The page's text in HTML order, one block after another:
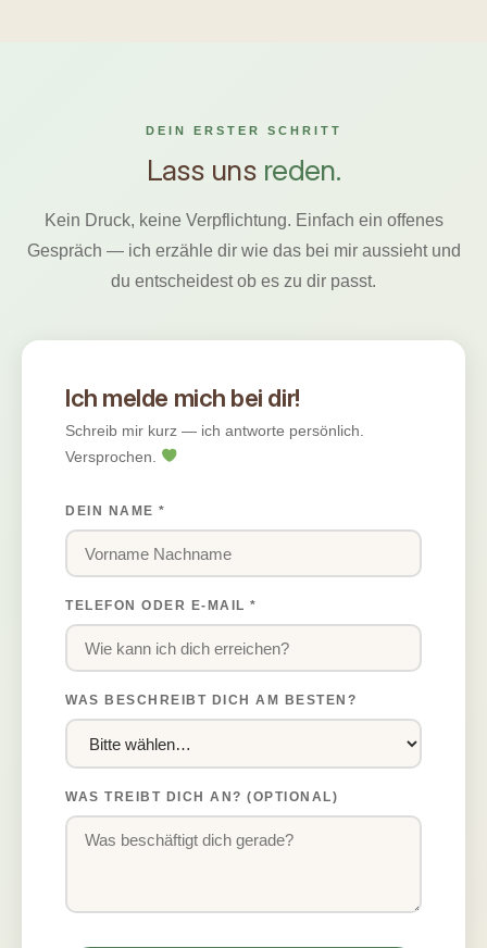
DEIN ERSTER SCHRITT
Lass uns reden.
Kein Druck, keine Verpflichtung. Einfach ein offenes
Gespräch — ich erzähle dir wie das bei mir aussieht und
du entscheidest ob es zu dir passt.
Ich melde mich bei dir!
Schreib mir kurz — ich antworte persönlich.
Versprochen.
DEIN NAME *
TELEFON ODER E-MAIL *
WAS BESCHREIBT DICH AM BESTEN?
WAS TREIBT DICH AN? (OPTIONAL)